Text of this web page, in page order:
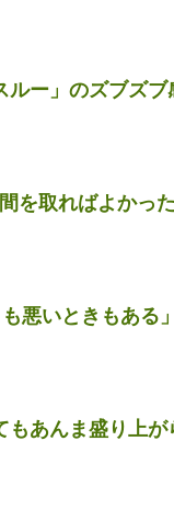
ルー」のズブズブ
を取ればよかっ
悪いときもある
もあんま盛り上が